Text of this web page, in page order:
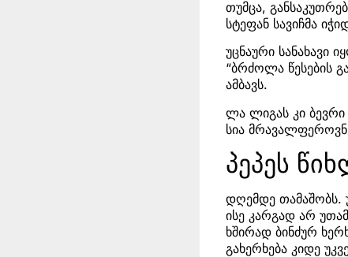
თუმცა,
სტეფან სავიჩმა
უცნაური სანახავი
“ბრძოლა წესების
ამბავს.
ლა ლიგას კი ბევრი
სია
პეპეს
დღემდე თამაშობს.
ისე კარგად არ
ხშირად ბინძურ
გახერხება კიდე